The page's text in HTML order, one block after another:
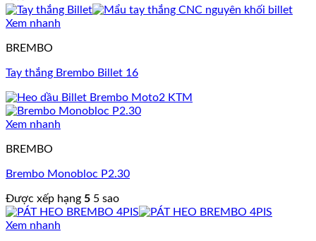
Xem nhanh
BREMBO
Tay thắng Brembo Billet 16
Xem nhanh
BREMBO
Brembo Monobloc P2.30
Được xếp hạng 5 5 sao
Xem nhanh